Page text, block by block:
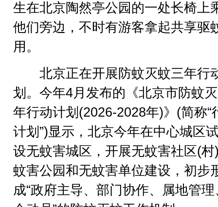
生在北京陶然亭公园的一处长椅上
他们旁边，不时有游客拿起共享驱
用。
北京正在开展防蚊灭蚊三年行
划。今年4月发布的《北京市防蚊
年行动计划(2026-2028年)》(简称“
计划”)显示，北京今年在中心城区
设无蚊害城区，开展无蚊害社区(村
蚊害公园和无蚊害单位建设，初步
成“政府主导、部门协作、属地管